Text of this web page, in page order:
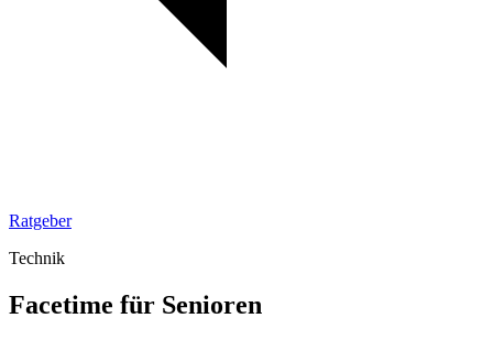
Ratgeber
Technik
Facetime für Senioren